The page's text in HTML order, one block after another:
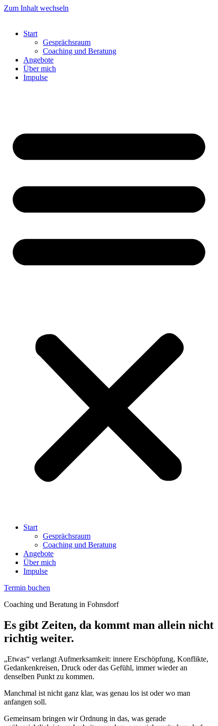
Zum Inhalt wechseln
Start
Gesprächsraum
Coaching und Beratung
Angebote
Über mich
Impulse
Start
Gesprächsraum
Coaching und Beratung
Angebote
Über mich
Impulse
Termin buchen
Coaching und Beratung in Fohnsdorf
Es gibt Zeiten, da kommt man allein nicht
richtig weiter.
„Etwas“ verlangt Aufmerksamkeit: innere Erschöpfung, Konflikte,
Gedankenkreisen, Druck oder das Gefühl, immer wieder an
denselben Punkt zu kommen.
Manchmal ist nicht ganz klar, was genau los ist oder wo man
anfangen soll.
Gemeinsam bringen wir Ordnung in das, was gerade